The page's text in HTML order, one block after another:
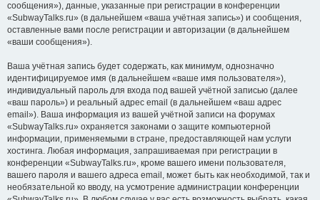
сообщения»), данные, указанные при регистрации в конференции
«SubwayTalks.ru» (в дальнейшем «ваша учётная запись») и сообщения,
оставленные вами после регистрации и авторизации (в дальнейшем
«ваши сообщения»).
Ваша учётная запись будет содержать, как минимум, однозначно
идентифицируемое имя (в дальнейшем «ваше имя пользователя»),
индивидуальный пароль для входа под вашей учётной записью (далее
«ваш пароль») и реальный адрес email (в дальнейшем «ваш адрес
email»). Ваша информация из вашей учётной записи на форумах
«SubwayTalks.ru» охраняется законами о защите компьютерной
информации, применяемыми в стране, предоставляющей нам услуги
хостинга. Любая информация, запрашиваемая при регистрации в
конференции «SubwayTalks.ru», кроме вашего имени пользователя,
вашего пароля и вашего адреса email, может быть как необходимой, так и
необязательной ко вводу, на усмотрение администрации конференции